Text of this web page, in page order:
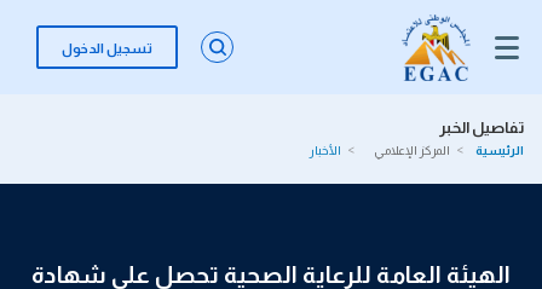
تسجيل الدخول
تفاصيل الخبر
الرئيسية المركز الإعلامي الأخبار
الهيئة العامة للرعاية الصحية تحصل على شهادة